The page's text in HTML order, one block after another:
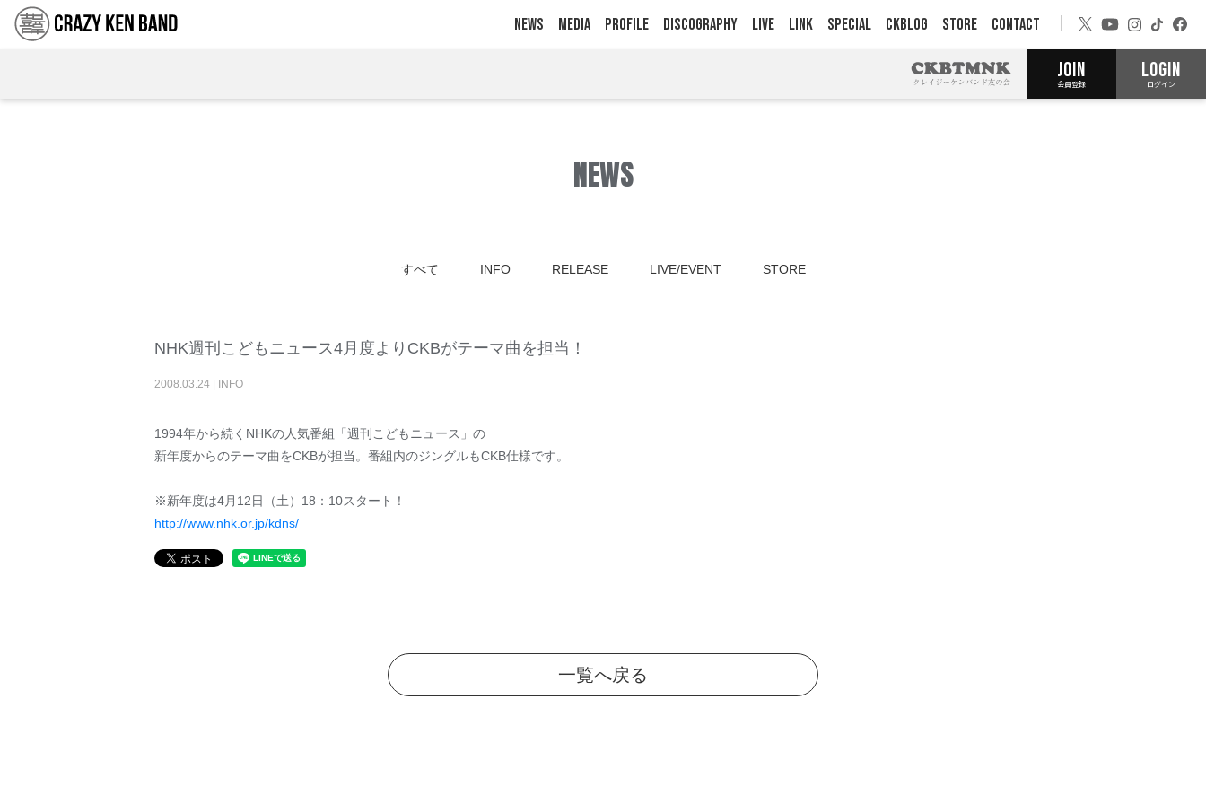
NEWS MEDIA PROFILE DISCOGRAPHY LIVE LINK SPECIAL CKBLOG STORE CONTACT
JOIN
会員登録
LOGIN
ログイン
NEWS
すべて INFO RELEASE LIVE/EVENT STORE
NHK週刊こどもニュース4月度よりCKBがテーマ曲を担当！
2008.03.24 INFO
1994年から続くNHKの人気番組「週刊こどもニュース」の
新年度からのテーマ曲をCKBが担当。番組内のジングルもCKB仕様です。
※新年度は4月12日（土）18：10スタート！
http://www.nhk.or.jp/kdns/
一覧へ戻る